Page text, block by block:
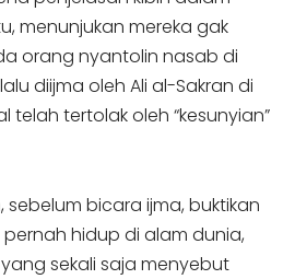
menunjukan mereka gak
orang nyantolin nasab di
diijma oleh Ali al-Sakran di
telah tertolak oleh “kesunyian”
sebelum bicara ijma, buktikan
hidup di alam dunia,
sekali saja menyebut